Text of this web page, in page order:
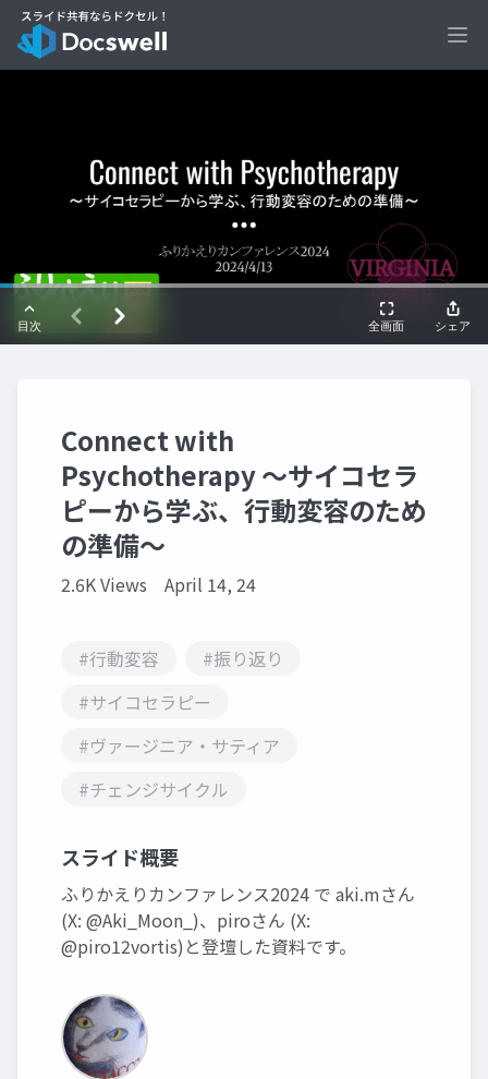
Connect with
Psychotherapy 〜サイコセラ
ピーから学ぶ、行動変容のため
の準備〜
2.6K Views April 14, 24
#行動変容
#振り返り
#サイコセラピー
#ヴァージニア・サティア
#チェンジサイクル
スライド概要
ふりかえりカンファレンス2024 で aki.mさん
(X: @Aki_Moon_)、piroさん (X:
@piro12vortis)と登壇した資料です。